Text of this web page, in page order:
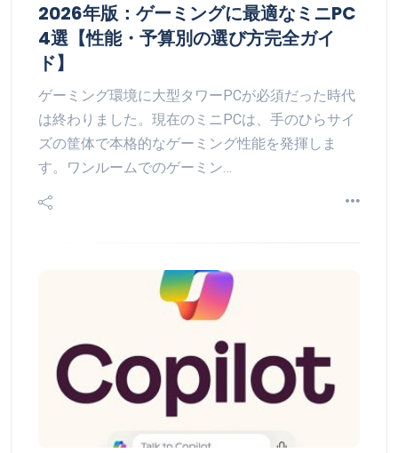
2026年版：ゲーミングに最適なミニPC
4選【性能・予算別の選び方完全ガイ
ド】
ゲーミング環境に大型タワーPCが必須だった時代
は終わりました。現在のミニPCは、手のひらサイ
ズの筐体で本格的なゲーミング性能を発揮しま
す。ワンルームでのゲーミン…